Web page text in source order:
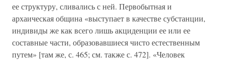
ее структуру, сливались с ней. Первобытная и
архаическая община «выступает в качестве субстанции,
индивиды же как всего лишь акциденции ее или ее
составные части, образовавшиеся чисто естественным
путем» [там же, с. 465; см. также с. 472]. «Человек